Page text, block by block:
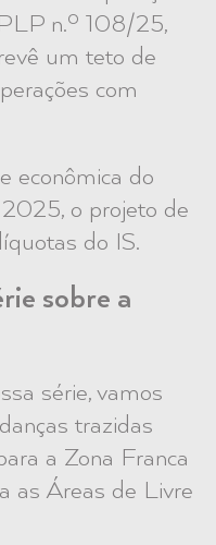
n.º 108/25,
um teto de
com
econômica do
o projeto de
do IS.
sobre a
série, vamos
trazidas
a Zona Franca
as Áreas de Livre